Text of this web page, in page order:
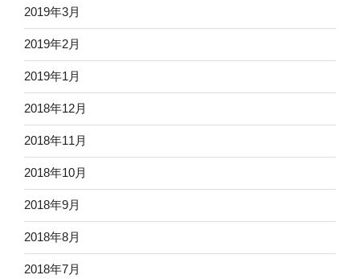
2019年3月
2019年2月
2019年1月
2018年12月
2018年11月
2018年10月
2018年9月
2018年8月
2018年7月